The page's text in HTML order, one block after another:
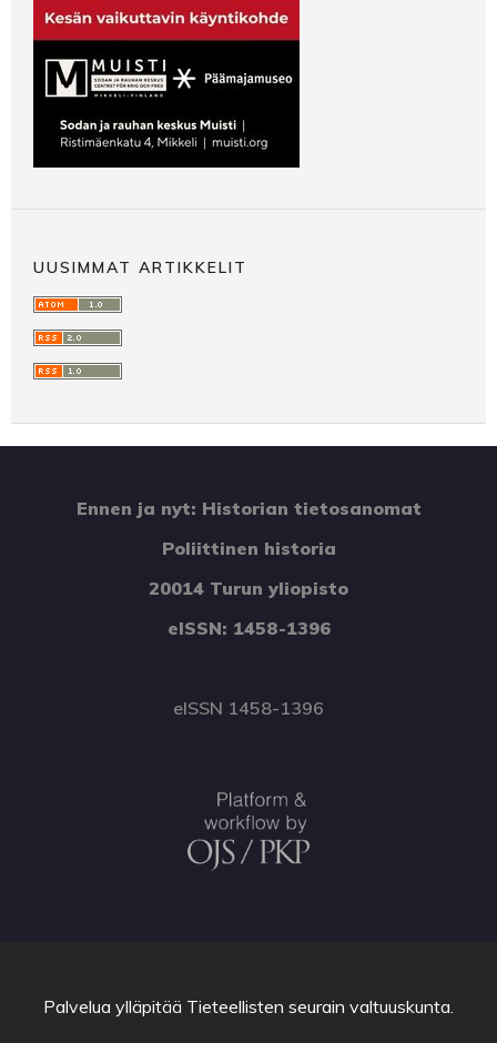
UUSIMMAT ARTIKKELIT
Ennen ja nyt: Historian tietosanomat
Poliittinen historia
20014 Turun yliopisto
eISSN: 1458-1396
eISSN 1458-1396
Palvelua ylläpitää Tieteellisten seurain valtuuskunta.